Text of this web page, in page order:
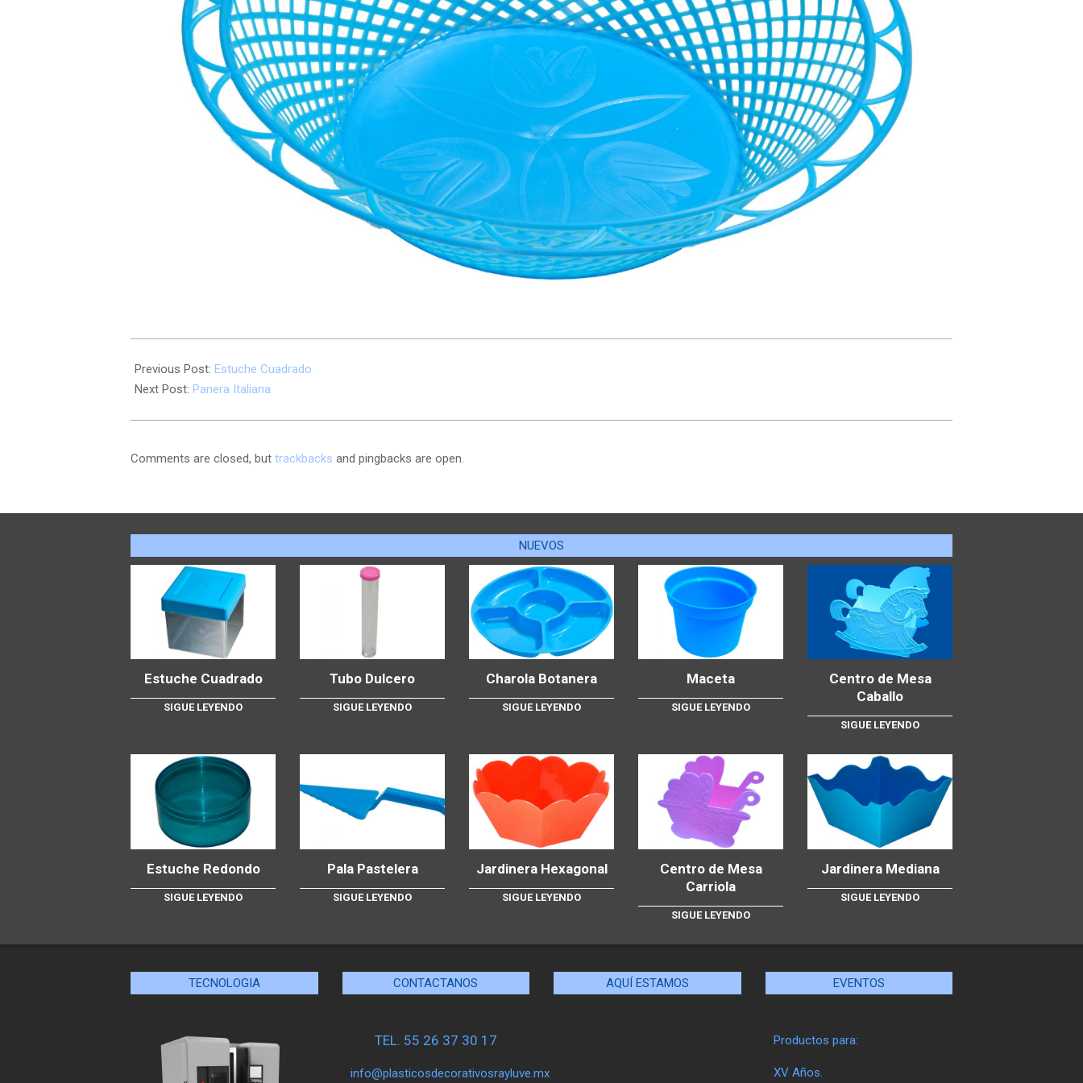
Previous Post: Estuche Cuadrado
Next Post: Panera Italiana
Comments are closed, but trackbacks and pingbacks are open.
NUEVOS
Estuche Cuadrado
SIGUE LEYENDO
Tubo Dulcero
SIGUE LEYENDO
Charola Botanera
SIGUE LEYENDO
Maceta
SIGUE LEYENDO
Centro de Mesa
Caballo
SIGUE LEYENDO
Estuche Redondo
SIGUE LEYENDO
Pala Pastelera
SIGUE LEYENDO
Jardinera Hexagonal
SIGUE LEYENDO
Centro de Mesa
Carriola
SIGUE LEYENDO
Jardinera Mediana
SIGUE LEYENDO
TECNOLOGIA CONTACTANOS
TEL. 55 26 37 30 17
info@plasticosdecorativosrayluve.mx
AQUÍ ESTAMOS EVENTOS
Productos para:
XV Años.